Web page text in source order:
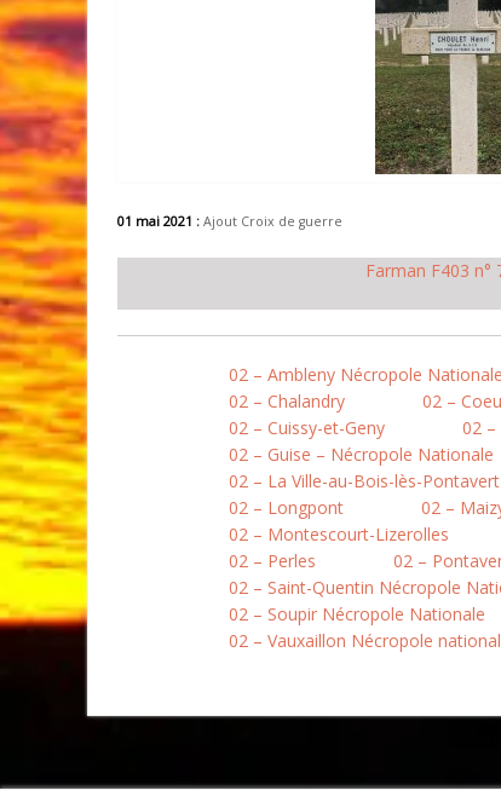
01 mai 2021 : Ajout Croix de guerre
Farman F403 n°
02 – Ambleny Nécropole Nationale
02 – Chalandry
02 –
02 – Cuissy-et-Geny
02 –
02 – Guise – Nécropole Nationale
02 – La Ville-au-Bois-lès-
02 – Longpont
02 –
02 – Montescourt-Lizerolles
02 – Perles
02 –
02 – Saint-Quentin Nécropole
02 – Soupir Nécropole Nationale
02 – Vauxaillon Nécropole